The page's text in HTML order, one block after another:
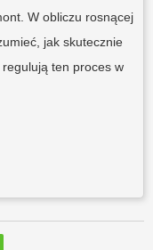
W obliczu rosnącej
jak skutecznie
ten proces w